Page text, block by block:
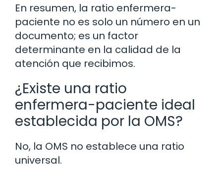
En resumen, la ratio enfermera-
paciente no es solo un número en un
documento; es un factor
determinante en la calidad de la
atención que recibimos.
¿Existe una ratio
enfermera-paciente ideal
establecida por la OMS?
No, la OMS no establece una ratio
universal.